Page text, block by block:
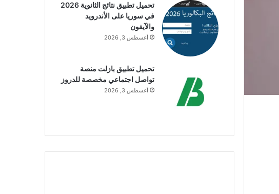
تحميل تطبيق نتائج الثانوية 2026
في سوريا على الأندرويد
والآيفون
أغسطس 3, 2026
تحميل تطبيق بازلت منصة
تواصل اجتماعي مخصصة للدروز
أغسطس 3, 2026